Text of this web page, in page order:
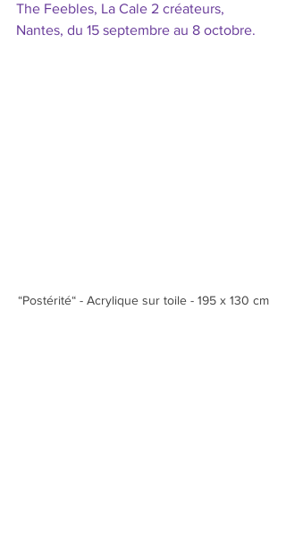
The Feebles, La Cale 2 créateurs,
Nantes, du 15 septembre au 8 octobre.
“Postérité“ - Acrylique sur toile - 195 x 130 cm